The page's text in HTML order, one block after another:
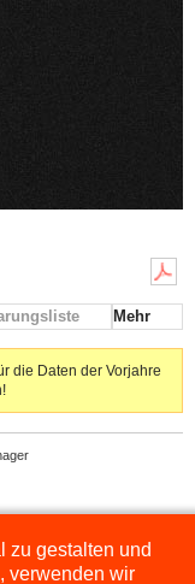
Mehr
die Daten der Vorjahre
und befinden sich im
2/index.php
zu gestalten und
verwenden wir